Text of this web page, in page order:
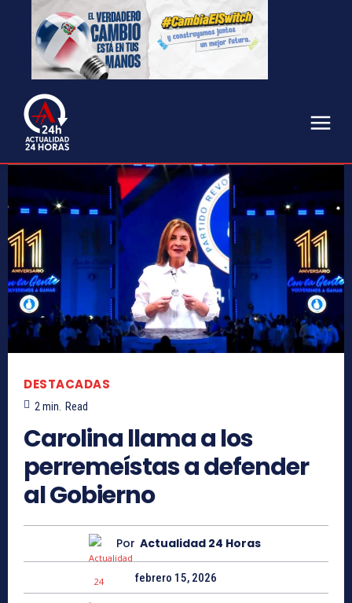
DESTACADAS
2 min. Read
Carolina llama a los
perremeístas a defender
al Gobierno
Por Actualidad 24 Horas
febrero 15, 2026